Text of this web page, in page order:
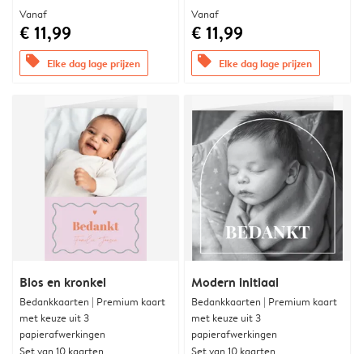
Vanaf
€ 11,99
offers Elke dag lage prijzen
Vanaf
€ 11,99
offers Elke dag lage prijzen
Blos en kronkel
Bedankkaarten | Premium kaart
met keuze uit 3
papierafwerkingen
Set van 10 kaarten
Modern initiaal
Bedankkaarten | Premium kaart
met keuze uit 3
papierafwerkingen
Set van 10 kaarten